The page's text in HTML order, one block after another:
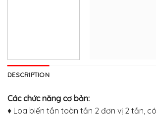
DESCRIPTION
Các chức năng cơ bản:
♦ Loa biến tần toàn tần 2 đơn vị 2 tần,